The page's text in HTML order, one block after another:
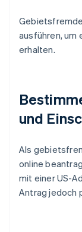
ausführen, um
erhalten.
und
Als
online
mit einer US-
Antrag jedoch